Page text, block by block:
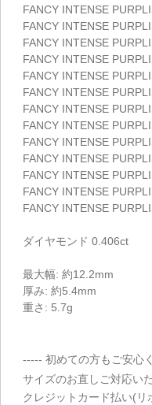
FANCY INTENSE
FANCY INTENSE
FANCY INTENSE
FANCY INTENSE
FANCY INTENSE
FANCY INTENSE
FANCY INTENSE
FANCY INTENSE
FANCY INTENSE
FANCY INTENSE
FANCY INTENSE
FANCY INTENSE
FANCY INTENSE
ダイヤモンド 0.406ct
最大幅: 約12.2mm
厚み: 約5.4mm
重さ: 5.7g
----- 初めての方もご安心
サイズのお直しご対応い
クレジットカード払い(リ